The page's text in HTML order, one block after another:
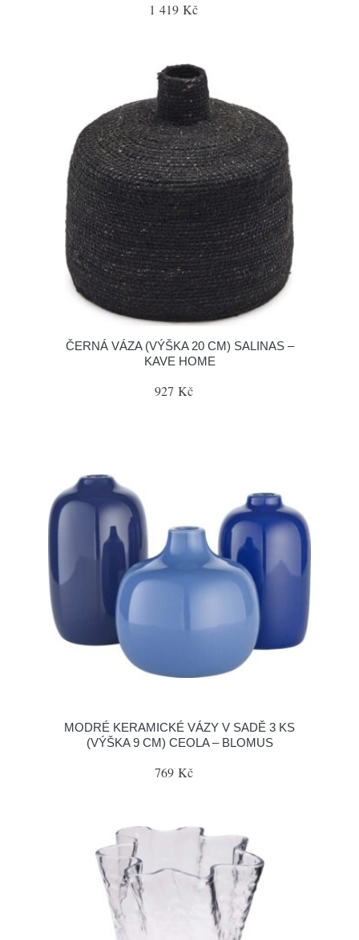
1 419 Kč
ČERNÁ VÁZA (VÝŠKA 20 CM) SALINAS –
KAVE HOME
927 Kč
MODRÉ KERAMICKÉ VÁZY V SADĚ 3 KS
(VÝŠKA 9 CM) CEOLA – BLOMUS
769 Kč